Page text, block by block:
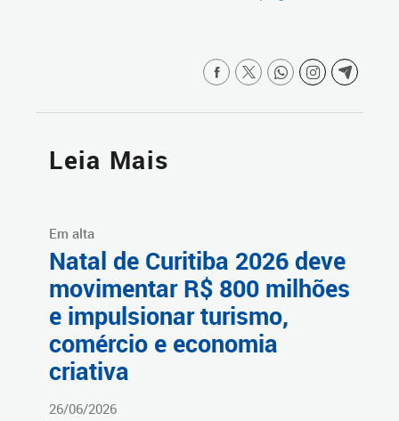
Leia Mais
Em alta
Natal de Curitiba 2026 deve
movimentar R$ 800 milhões
e impulsionar turismo,
comércio e economia
criativa
26/06/2026